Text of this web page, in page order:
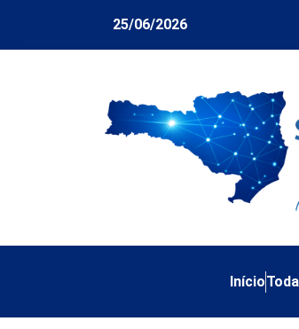
25/06/2026
Início